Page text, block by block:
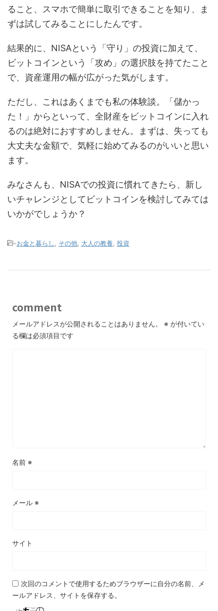
ること、スマホで簡単に取引できることを知り、ま
ずは試してみることにしたんです。
結果的に、NISAという「守り」の投資に加えて、
ビットコインという「攻め」の選択肢を持てたこと
で、資産運用の幅が広がった気がします。
ただし、これはあくまでも私の体験談。「儲かっ
た！」からといって、全財産をビットコインに入れ
るのは絶対におすすめしません。まずは、失っても
大丈夫な金額で、気軽に始めてみるのがいいと思い
ます。
みなさんも、NISAでの投資に慣れてきたら、新し
いチャレンジとしてビットコインを検討してみては
いかがでしょうか？
-お金と暮らし その他 大人の教養 投資
comment
メールアドレスが公開されることはありません。 ※ が付いてい
る欄は必須項目です
名前 ※
メール ※
サイト
次回のコメントで使用するためブラウザーに自分の名前、メ
ールアドレス、サイトを保存する。